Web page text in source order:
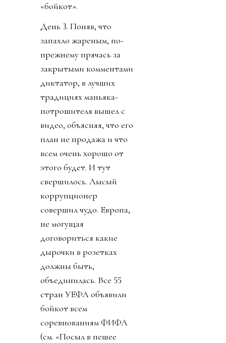
«бойкот».
День 3. Поняв, что
запахло жареным, по-
прежнему прячась за
закрытыми комментами
диктатор, в лучших
традициях маньяка-
потрошителя вышел с
видео, объясняя, что его
план не продажа и что
всем очень хорошо от
этого будет. И тут
свершилось. Лысый
коррупционер
совершил чудо. Европа,
не могущая
договориться какие
дырочки в розетках
должны быть,
объединилась. Все 55
стран УЕФА объявили
бойкот всем
соревнованиям ФИФА
(см. «Посыл в пешее